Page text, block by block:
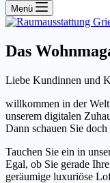
Menü
Das
Liebe Kundinnen und
willkommen in der Welt
unserem digitalen
Dann schauen Sie
Tauchen Sie ein in
Egal, ob Sie gerade
geräumige luxuriöse